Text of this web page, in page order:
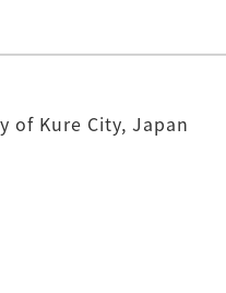
of Kure City, Japan